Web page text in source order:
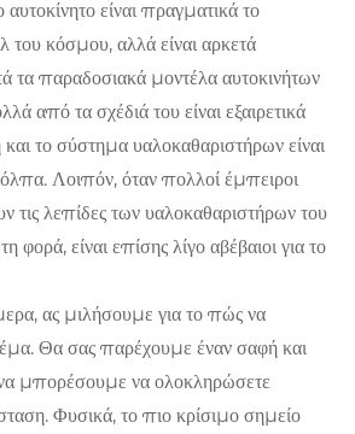
είναι πραγματικά το
του κόσμου, αλλά είναι αρκετά
τα παραδοσιακά μοντέλα αυτοκινήτων
από τα σχέδιά του είναι εξαιρετικά
το σύστημα υαλοκαθαριστήρων είναι
Λοιπόν, όταν πολλοί έμπειροι
τις λεπίδες των υαλοκαθαριστήρων του
φορά, είναι επίσης λίγο αβέβαιοι για το
ας μιλήσουμε για το πώς να
θέμα. Θα σας παρέχουμε έναν σαφή και
μπορέσουμε να ολοκληρώσετε
Φυσικά, το πιο κρίσιμο σημείο